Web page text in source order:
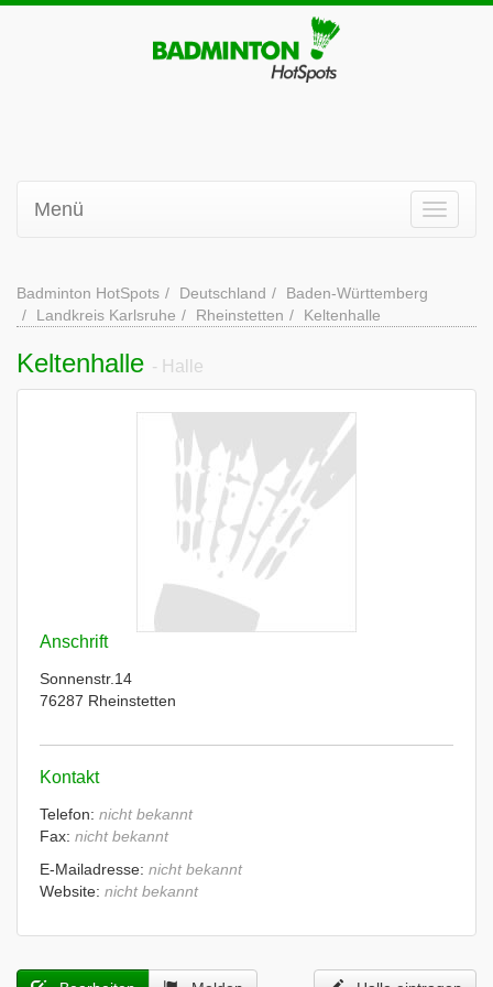
Menü
Badminton HotSpots Deutschland
Baden-Württemberg
Landkreis Karlsruhe
Rheinstetten Keltenhalle
Keltenhalle - Halle
Anschrift
Sonnenstr.14
76287 Rheinstetten
Kontakt
Telefon: nicht bekannt
Fax: nicht bekannt
E-Mailadresse: nicht bekannt
Website: nicht bekannt